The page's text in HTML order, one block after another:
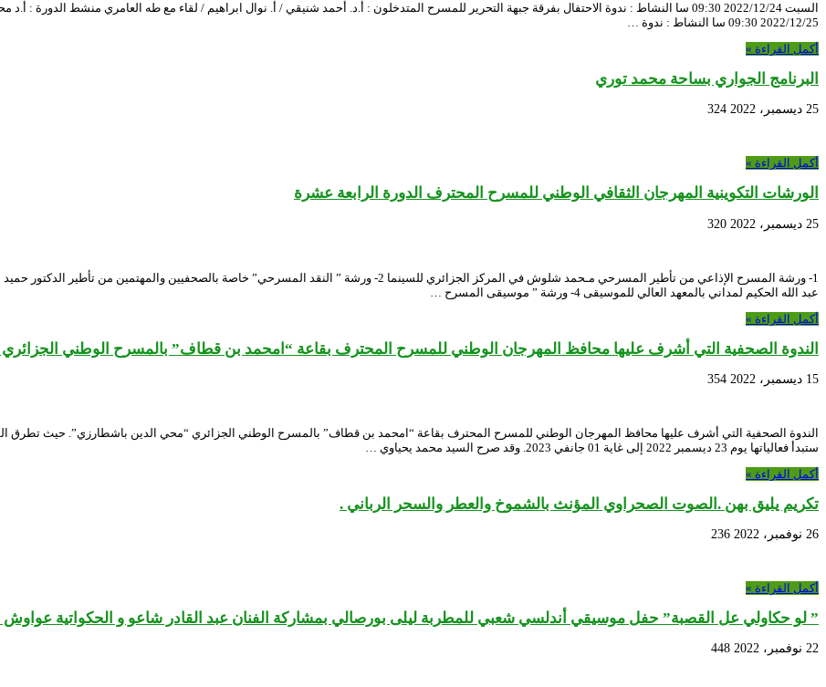
السبت 2022/12/24 09:30 سا النشاط : ندوة الاحتفال بفرقة جبهة التحرير للمسرح المتدخلون : أ.د. أحمد شنيقي / أ. نوال ابراهيم / لقاء مع طه العامري منشط
2022/12/25 09:30 سا النشاط : ندوة …
أكمل القراءة »
البرنامج الجواري بساحة محمد توري
25 ديسمبر، 2022 324
أكمل القراءة »
الورشات التكوينية المهرجان الثقافي الوطني للمسرح المحترف الدورة الرابعة عشرة
25 ديسمبر، 2022 320
عبد الله الحكيم لمداني بالمعهد العالي للموسيقى 4- ورشة ” موسيقى المسرح …
أكمل القراءة »
الندوة الصحفية التي أشرف عليها محافظ المهرجان الوطني للمسرح المحترف بقاعة “امحمد بن قطاف” بالمسرح الوطني
15 ديسمبر، 2022 354
ستبدأ فعالياتها يوم 23 ديسمبر 2022 إلى غاية 01 جانفي 2023. وقد صرح السيد محمد يحياوي …
أكمل القراءة »
تكريم يليق بهن .الصوت الصحراوي المؤنث بالشموخ والعطر والسحر الرباني .
26 نوفمبر، 2022 236
أكمل القراءة »
” لو حكاولي عل القصبة” حفل موسيقي أندلسي شعبي للمطربة ليلى بورصالي بمشاركة الفنان عبد القادر شاعو و الحكواتية
22 نوفمبر، 2022 448